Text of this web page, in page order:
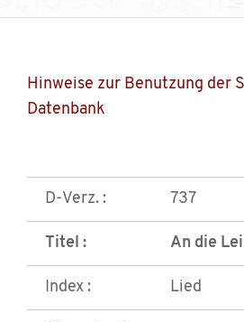
Hinweise zur Benutzung der
Datenbank
D-Verz. : 737
Titel : An die
Index : Lied